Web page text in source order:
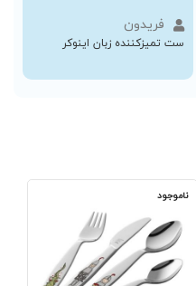
فریدون
ست تمیزکننده زبان اینوکر
ناموجود